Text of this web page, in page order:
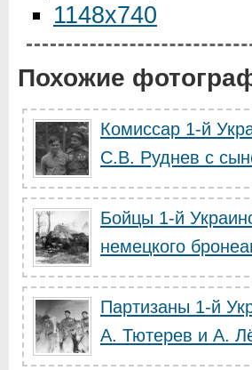
1148x740
Похожие
Комиссар 1-й
С.В. Руднев с
Бойцы 1-й
немецкого
Партизаны 1-й
А. Тютерев и А.